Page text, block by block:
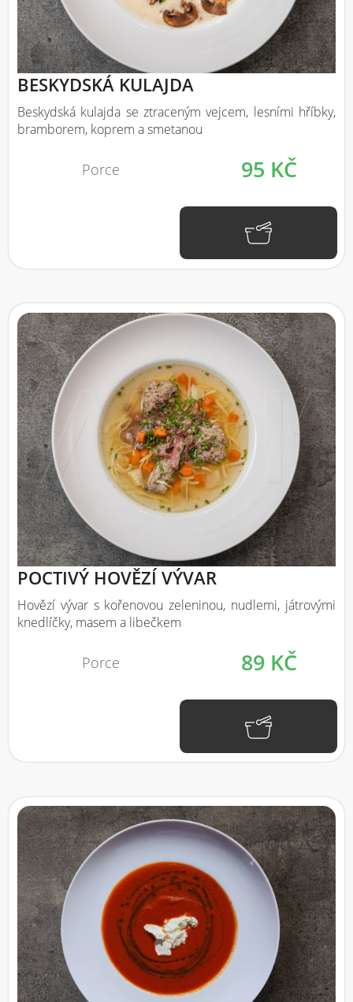
BESKYDSKÁ KULAJDA
Beskydská kulajda se ztraceným vejcem, lesními hříbky,
bramborem, koprem a smetanou
Porce 95 KČ
POCTIVÝ HOVĚZÍ VÝVAR
Hovězí vývar s kořenovou zeleninou, nudlemi, játrovými
knedlíčky, masem a libečkem
Porce 89 KČ